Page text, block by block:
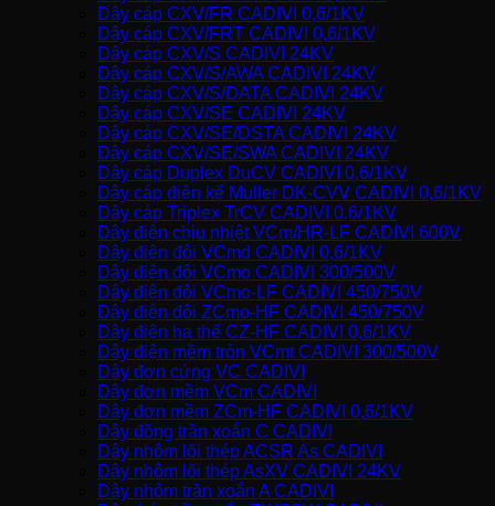
Dây cáp CXV/FR CADIVI 0,6/1KV
Dây cáp CXV/FRT CADIVI 0,6/1KV
Dây cáp CXV/S CADIVI 24KV
Dây cáp CXV/S/AWA CADIVI 24KV
Dây cáp CXV/S/DATA CADIVI 24KV
Dây cáp CXV/SE CADIVI 24KV
Dây cáp CXV/SE/DSTA CADIVI 24KV
Dây cáp CXV/SE/SWA CADIVI 24KV
Dây cáp Duplex DuCV CADIVI 0,6/1KV
Dây cáp điện kế Muller DK-CVV CADIVI 0,6/1KV
Dây cáp Triplex TrCV CADIVI 0,6/1KV
Dây điện chịu nhiệt VCm/HR-LF CADIVI 600V
Dây điện đôi VCmd CADIVI 0,6/1KV
Dây điện đôi VCmo CADIVI 300/500V
Dây điện đôi VCmo-LF CADIVI 450/750V
Dây điện đôi ZCmo-HF CADIVI 450/750V
Dây điện hạ thế CZ-HF CADIVI 0,6/1KV
Dây điện mềm tròn VCmt CADIVI 300/500V
Dây đơn cứng VC CADIVI
Dây đơn mềm VCm CADIVI
Dây đơn mềm ZCm-HF CADIVI 0,6/1KV
Dây đồng trần xoắn C CADIVI
Dây nhôm lõi thép ACSR As CADIVI
Dây nhôm lõi thép AsXV CADIVI 24KV
Dây nhôm trần xoắn A CADIVI